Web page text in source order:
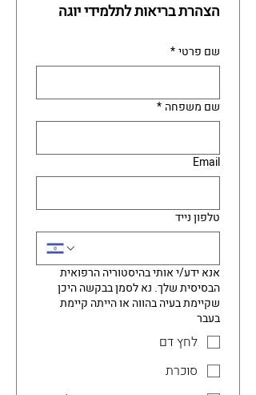
הצהרת בריאות לתלמידי יוגה
שם פרטי*
שם משפחה *
Email
טלפון נייד
אנא ידע/י אותי בהיסטוריה הרפואית
הבסיסית שלך. נא לסמן בבקשה היכן
שקיימת בעיה בהווה או הייתה קיימת
בעבר
לחץ דם
סוכרת